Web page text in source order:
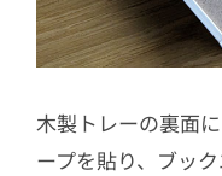
木製トレーの裏面
ープを貼り、ブッ